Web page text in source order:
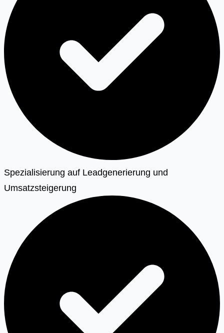
Spezialisierung auf Leadgenerierung und
Umsatzsteigerung